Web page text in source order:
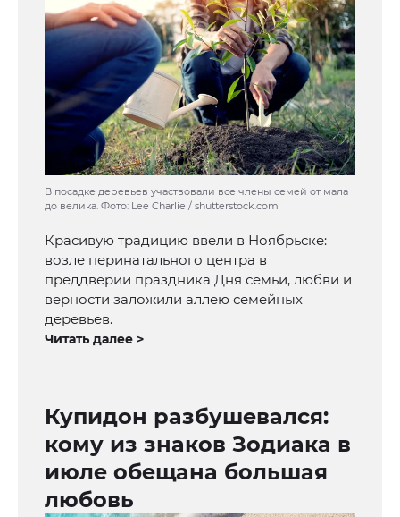
В посадке деревьев участвовали все члены семей от мала
до велика. Фото: Lee Charlie / shutterstock.com
Красивую традицию ввели в Ноябрьске:
возле перинатального центра в
преддверии праздника Дня семьи, любви и
верности заложили аллею семейных
деревьев.
Читать далее >
Купидон разбушевался:
кому из знаков Зодиака в
июле обещана большая
любовь